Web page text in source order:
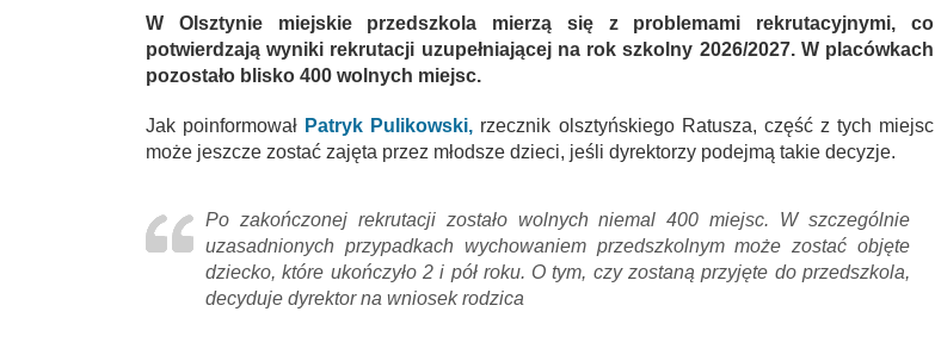
W Olsztynie miejskie przedszkola mierzą się z problemami rekrutacyjnymi, co
potwierdzają wyniki rekrutacji uzupełniającej na rok szkolny 2026/2027. W placówkach
pozostało blisko 400 wolnych miejsc.
Jak poinformował Patryk Pulikowski, rzecznik olsztyńskiego Ratusza, część z tych miejsc
może jeszcze zostać zajęta przez młodsze dzieci, jeśli dyrektorzy podejmą takie decyzje.
Po zakończonej rekrutacji zostało wolnych niemal 400 miejsc. W szczególnie
uzasadnionych przypadkach wychowaniem przedszkolnym może zostać objęte
dziecko, które ukończyło 2 i pół roku. O tym, czy zostaną przyjęte do przedszkola,
decyduje dyrektor na wniosek rodzica